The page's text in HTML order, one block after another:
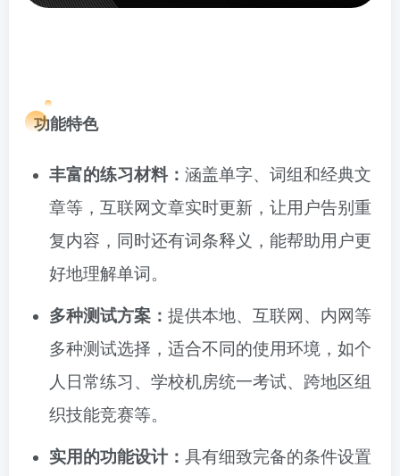
功能特色
丰富的练习材料： 涵盖单字、词组和经典文
章等，互联网文章实时更新，让用户告别重
复内容，同时还有词条释义，能帮助用户更
好地理解单词。
多种测试方案： 提供本地、互联网、内网等
多种测试选择，适合不同的使用环境，如个
人日常练习、学校机房统一考试、跨地区组
织技能竞赛等。
实用的功能设计： 具有细致完备的条件设置